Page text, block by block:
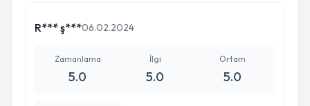
R*** ş***06.02.2024
Zamanlama
5.0
İlgi
5.0
Ortam
5.0